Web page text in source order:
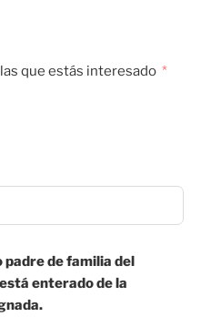
que estás interesado
de familia del
enterado de la